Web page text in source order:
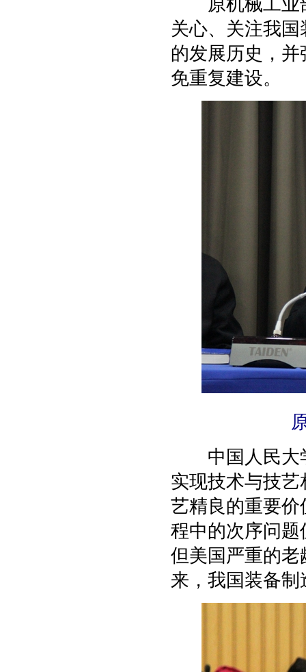
原机械工业部
关心、关注我
的发展历史，
免重复建设。
中国人民大学
实现技术与技
艺精良的重要价
程中的次序问题
但美国严重的
来，我国装备